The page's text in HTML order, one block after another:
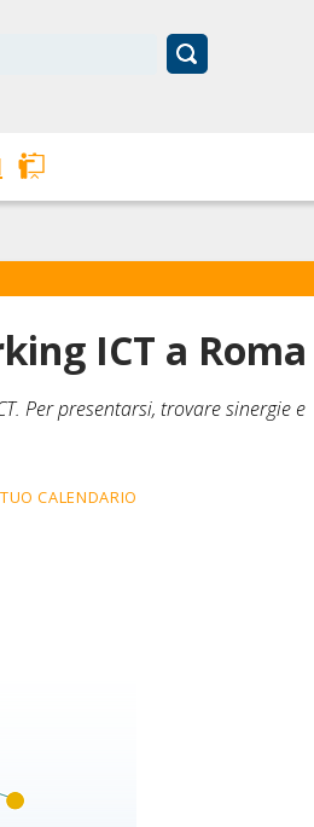
ICT a Roma
Per presentarsi, trovare sinergie e
CALENDARIO